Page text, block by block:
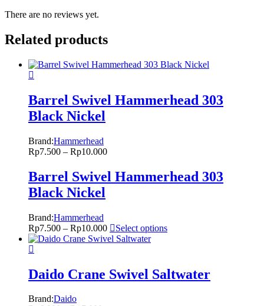
There are no reviews yet.
Related products
Barrel Swivel Hammerhead 303
Black Nickel
Brand:Hammerhead
Rp7.500 – Rp10.000
Barrel Swivel Hammerhead 303
Black Nickel
Brand:Hammerhead
Rp7.500 – Rp10.000 Select options
Daido Crane Swivel Saltwater
Brand:Daido